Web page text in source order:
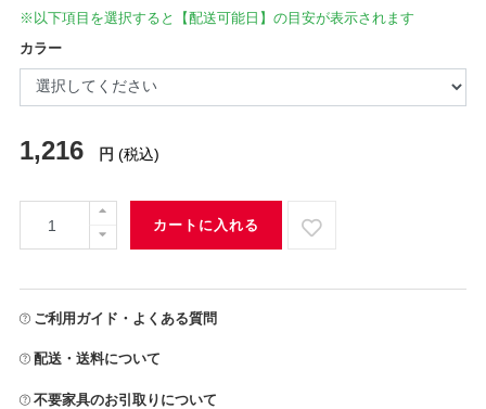
※以下項目を選択すると【配送可能日】の目安が表示されます
カラー
1,216 円 (税込)
カートに入れる
ご利用ガイド・よくある質問
配送・送料について
不要家具のお引取りについて